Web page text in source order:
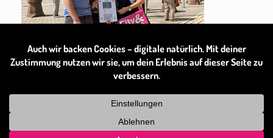
Theme bySiteOrigin